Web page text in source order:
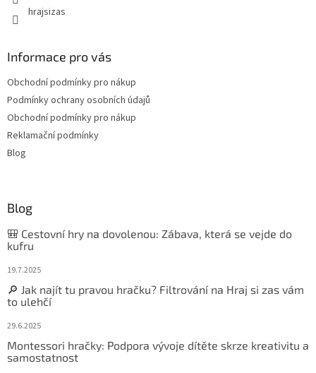
hrajsizas
Informace pro vás
Obchodní podmínky pro nákup
Podmínky ochrany osobních údajů
Obchodní podmínky pro nákup
Reklamační podmínky
Blog
Blog
🎒 Cestovní hry na dovolenou: Zábava, která se vejde do
kufru
19.7.2025
🔎 Jak najít tu pravou hračku? Filtrování na Hraj si zas vám
to ulehčí
29.6.2025
Montessori hračky: Podpora vývoje dítěte skrze kreativitu a
samostatnost